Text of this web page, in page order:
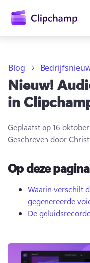
Aanmelden
Gratis
Blog
Nieuw!
in
Geplaatst op16
Geschreven door
Op deze pagina
Waarin verschilt
gegenereerde
De